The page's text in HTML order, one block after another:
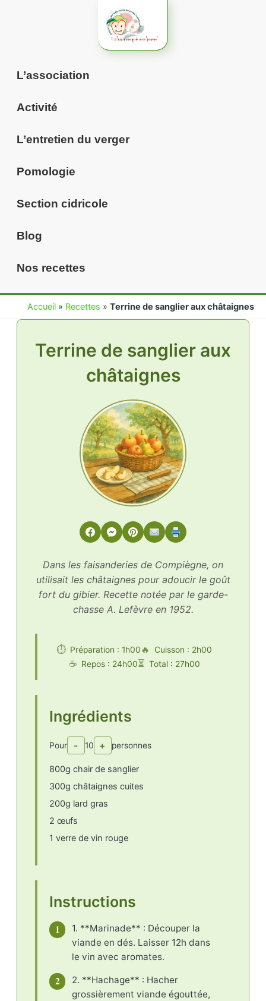
L’association
Activité
L’entretien du verger
Pomologie
Section cidricole
Blog
Nos recettes
Accueil » Recettes » Terrine de sanglier aux châtaignes
Terrine de sanglier aux
châtaignes
Dans les faisanderies de Compiègne, on
utilisait les châtaignes pour adoucir le goût
fort du gibier. Recette notée par le garde-
chasse A. Lefèvre en 1952.
Préparation : 1h00
Cuisson : 2h00
Repos : 24h00
Total : 27h00
Ingrédients
Pour - 10 + personnes
800g chair de sanglier
300g châtaignes cuites
200g lard gras
2 œufs
1 verre de vin rouge
Instructions
1
1. **Marinade** : Découper la
viande en dés. Laisser 12h dans
le vin avec aromates.
2
2. **Hachage** : Hacher
grossièrement viande égouttée,